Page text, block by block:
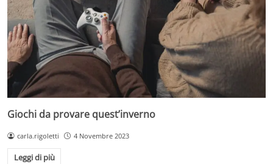
Giochi da provare quest’inverno
carla.rigoletti 4 Novembre 2023
Leggi di più